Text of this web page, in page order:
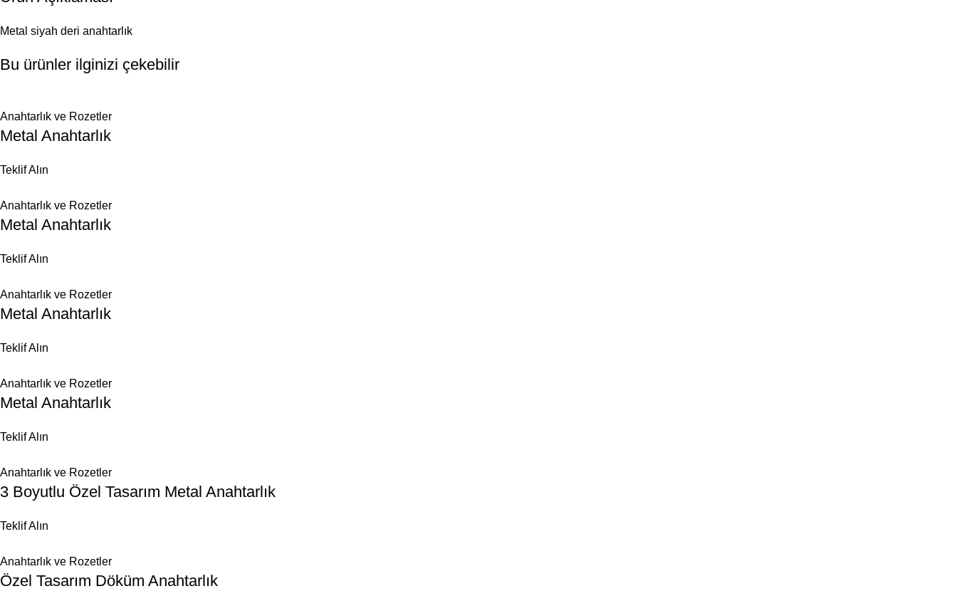
Metal siyah deri anahtarlık
Bu ürünler ilginizi çekebilir
Anahtarlık ve Rozetler
Metal Anahtarlık
Teklif Alın
Anahtarlık ve Rozetler
Metal Anahtarlık
Teklif Alın
Anahtarlık ve Rozetler
Metal Anahtarlık
Teklif Alın
Anahtarlık ve Rozetler
Metal Anahtarlık
Teklif Alın
Anahtarlık ve Rozetler
3 Boyutlu Özel Tasarım Metal Anahtarlık
Teklif Alın
Anahtarlık ve Rozetler
Özel Tasarım Döküm Anahtarlık